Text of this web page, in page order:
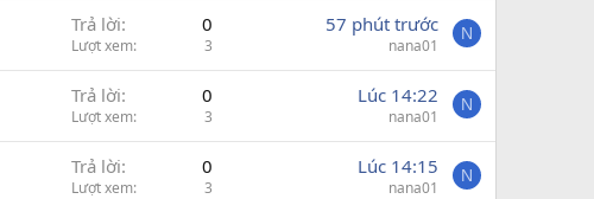
Trả lời 0
Lượt xem 3
57 phút trước
nana01
N
Trả lời 0
Lượt xem 3
Lúc 14:22
nana01
N
Trả lời 0
Lượt xem 3
Lúc 14:15
nana01
N